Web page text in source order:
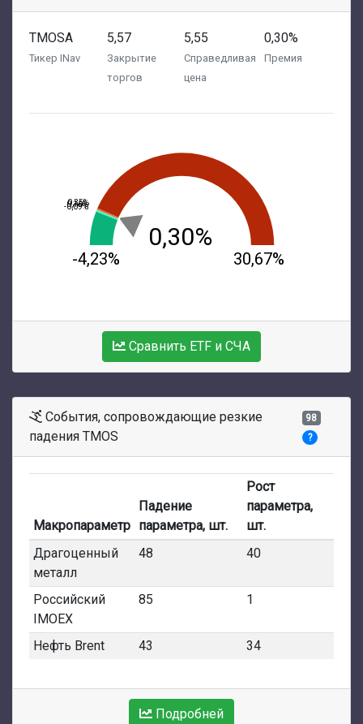
TMOSA
Тикер INav
5,57
Закрытие
торгов
5,55
Справедливая
цена
0,30%
Премия
-0,09%
0,16%
0,35%
-4,23% 30,67%
0,30%
Сравнить ETF и СЧА
События, сопровождающие резкие
падения TMOS
98
?
Макропараметр
Падение
параметра, шт.
Рост
параметра,
шт.
Драгоценный
металл
48 40
Российский
IMOEX
85 1
Нефть Brent 43 34
Подробней